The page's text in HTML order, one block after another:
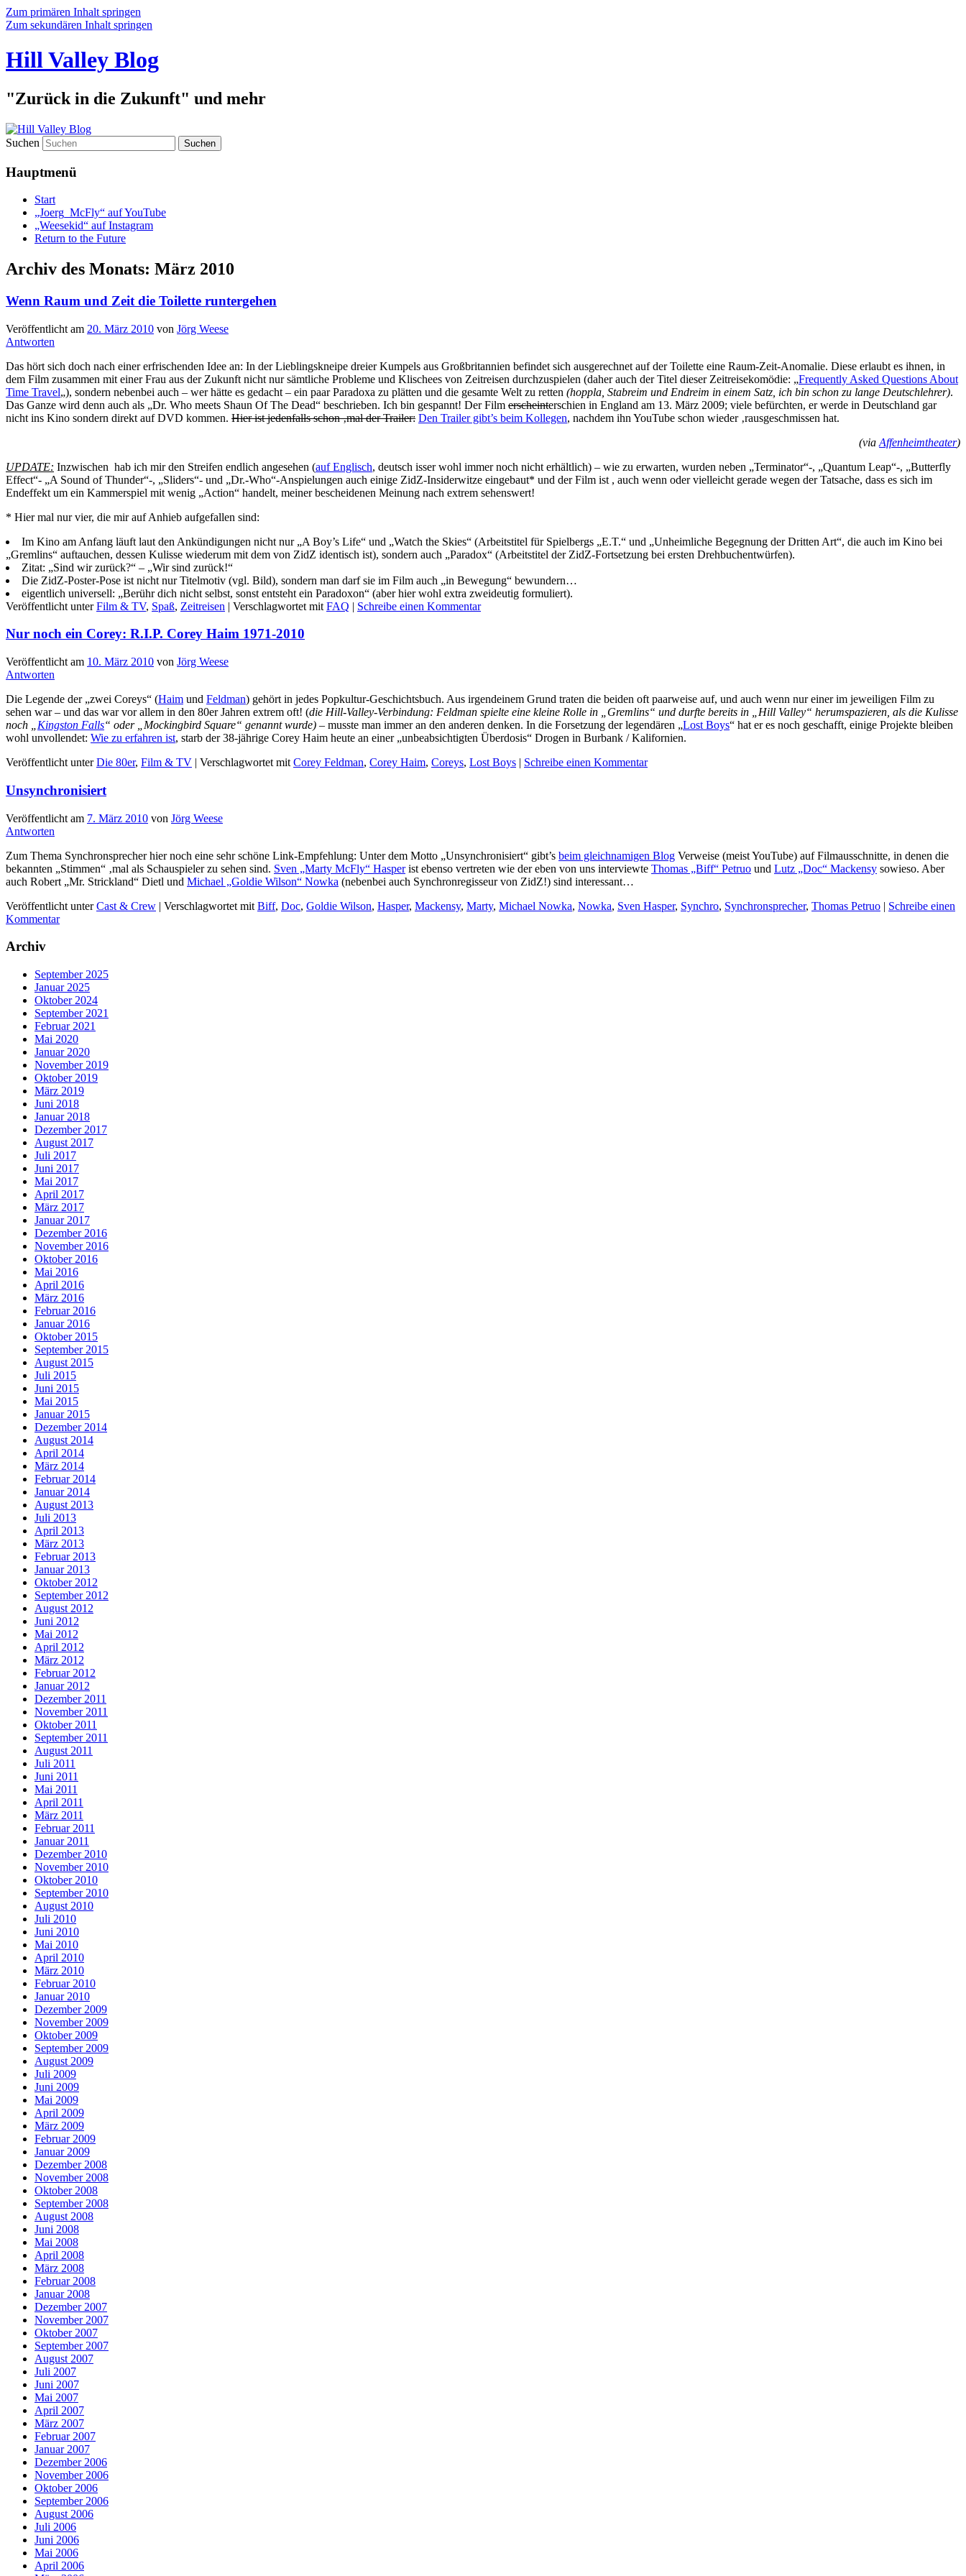
Zum primären Inhalt springen
Zum sekundären Inhalt springen
Hill Valley Blog
"Zurück in die Zukunft" und mehr
Suchen
Hauptmenü
Start
„Joerg_McFly“ auf YouTube
„Weesekid“ auf Instagram
Return to the Future
Archiv des Monats: März 2010
Wenn Raum und Zeit die Toilette runtergehen
Veröffentlicht am 20. März 2010 von Jörg Weese
Antworten
Das hört sich doch nach einer erfrischenden Idee an: In der Lieblingskneipe dreier Kumpels aus Großbritannien befindet sich ausgerechnet auf der Toilette eine Raum-Zeit-Anomalie. Diese erlaubt es ihnen, in
dem Film zusammen mit einer Frau aus der Zukunft nicht nur sämtliche Probleme und Klischees von Zeitreisen durchzuspielen (daher auch der Titel dieser Zeitreisekomödie: „Frequently Asked Questions About
Time Travel„), sondern nebenbei auch – wer hätte es gedacht – ein paar Paradoxa zu plätten und die gesamte Welt zu retten (hoppla, Stabreim und Endreim in einem Satz, ich bin schon zu lange Deutschlehrer).
Das Ganze wird denn auch als „Dr. Who meets Shaun Of The Dead“ beschrieben. Ich bin gespannt! Der Film erscheinterschien in England am 13. März 2009; viele befürchten, er werde in Deutschland gar
nicht ins Kino sondern direkt auf DVD kommen. Hier ist jedenfalls schon ‚mal der Trailer: Den Trailer gibt’s beim Kollegen, nachdem ihn YouTube schon wieder ‚rausgeschmissen hat.
(via Affenheimtheater)
UPDATE: Inzwischen hab ich mir den Streifen endlich angesehen (auf Englisch, deutsch isser wohl immer noch nicht erhältlich) – wie zu erwarten, wurden neben „Terminator“-, „Quantum Leap“-, „Butterfly
Effect“- „A Sound of Thunder“-, „Sliders“- und „Dr.-Who“-Anspielungen auch einige ZidZ-Insiderwitze eingebaut* und der Film ist , auch wenn oder vielleicht gerade wegen der Tatsache, dass es sich im
Endeffekt um ein Kammerspiel mit wenig „Action“ handelt, meiner bescheidenen Meinung nach extrem sehenswert!
* Hier mal nur vier, die mir auf Anhieb aufgefallen sind:
Im Kino am Anfang läuft laut den Ankündigungen nicht nur „A Boy’s Life“ und „Watch the Skies“ (Arbeitstitel für Spielbergs „E.T.“ und „Unheimliche Begegnung der Dritten Art“, die auch im Kino bei
„Gremlins“ auftauchen, dessen Kulisse wiederum mit dem von ZidZ identisch ist), sondern auch „Paradox“ (Arbeitstitel der ZidZ-Fortsetzung bei ersten Drehbuchentwürfen).
Zitat: „Sind wir zurück?“ – „Wir sind zurück!“
Die ZidZ-Poster-Pose ist nicht nur Titelmotiv (vgl. Bild), sondern man darf sie im Film auch „in Bewegung“ bewundern…
eigentlich universell: „Berühr dich nicht selbst, sonst entsteht ein Paradoxon“ (aber hier wohl extra zweideutig formuliert).
Veröffentlicht unter Film & TV, Spaß, Zeitreisen | Verschlagwortet mit FAQ | Schreibe einen Kommentar
Nur noch ein Corey: R.I.P. Corey Haim 1971-2010
Veröffentlicht am 10. März 2010 von Jörg Weese
Antworten
Die Legende der „zwei Coreys“ (Haim und Feldman) gehört in jedes Popkultur-Geschichtsbuch. Aus irgendeinem Grund traten die beiden oft paarweise auf, und auch wenn nur einer im jeweiligen Film zu
sehen war – und das war vor allem in den 80er Jahren extrem oft! (die Hill-Valley-Verbindung: Feldman spielte eine kleine Rolle in „Gremlins“ und durfte bereits in „Hill Valley“ herumspazieren, als die Kulisse
noch „ Kingston Falls“ oder „Mockingbird Square“ genannt wurde) – musste man immer an den anderen denken. In die Forsetzung der legendären „Lost Boys“ hat er es noch geschafft, einige Projekte bleiben
wohl unvollendet: Wie zu erfahren ist, starb der 38-jährige Corey Haim heute an einer „unbeabsichtigten Überdosis“ Drogen in Burbank / Kalifornien.
Veröffentlicht unter Die 80er, Film & TV | Verschlagwortet mit Corey Feldman, Corey Haim, Coreys, Lost Boys | Schreibe einen Kommentar
Unsynchronisiert
Veröffentlicht am 7. März 2010 von Jörg Weese
Antworten
Zum Thema Synchronsprecher hier noch eine sehr schöne Link-Empfehlung: Unter dem Motto „Unsynchronisiert“ gibt’s beim gleichnamigen Blog Verweise (meist YouTube) auf Filmausschnitte, in denen die
bekannten „Stimmen“ ‚mal als Schauspieler zu sehen sind. Sven „Marty McFly“ Hasperist ebenso vertreten wie der eben von uns interviewte Thomas „Biff“ Petruo und Lutz „Doc“ Mackensy sowieso. Aber
auch Robert „Mr. Strickland“ Dietl und Michael „Goldie Wilson“ Nowka (nebenbei auch Synchronregisseur von ZidZ!) sind interessant…
Veröffentlicht unter Cast & Crew | Verschlagwortet mit Biff, Doc, Goldie Wilson, Hasper, Mackensy, Marty, Michael Nowka, Nowka, Sven Hasper, Synchro, Synchronsprecher, Thomas Petruo | Schreibe einen
Kommentar
Archiv
September 2025
Januar 2025
Oktober 2024
September 2021
Februar 2021
Mai 2020
Januar 2020
November 2019
Oktober 2019
März 2019
Juni 2018
Januar 2018
Dezember 2017
August 2017
Juli 2017
Juni 2017
Mai 2017
April 2017
März 2017
Januar 2017
Dezember 2016
November 2016
Oktober 2016
Mai 2016
April 2016
März 2016
Februar 2016
Januar 2016
Oktober 2015
September 2015
August 2015
Juli 2015
Juni 2015
Mai 2015
Januar 2015
Dezember 2014
August 2014
April 2014
März 2014
Februar 2014
Januar 2014
August 2013
Juli 2013
April 2013
März 2013
Februar 2013
Januar 2013
Oktober 2012
September 2012
August 2012
Juni 2012
Mai 2012
April 2012
März 2012
Februar 2012
Januar 2012
Dezember 2011
November 2011
Oktober 2011
September 2011
August 2011
Juli 2011
Juni 2011
Mai 2011
April 2011
März 2011
Februar 2011
Januar 2011
Dezember 2010
November 2010
Oktober 2010
September 2010
August 2010
Juli 2010
Juni 2010
Mai 2010
April 2010
März 2010
Februar 2010
Januar 2010
Dezember 2009
November 2009
Oktober 2009
September 2009
August 2009
Juli 2009
Juni 2009
Mai 2009
April 2009
März 2009
Februar 2009
Januar 2009
Dezember 2008
November 2008
Oktober 2008
September 2008
August 2008
Juni 2008
Mai 2008
April 2008
März 2008
Februar 2008
Januar 2008
Dezember 2007
November 2007
Oktober 2007
September 2007
August 2007
Juli 2007
Juni 2007
Mai 2007
April 2007
März 2007
Februar 2007
Januar 2007
Dezember 2006
November 2006
Oktober 2006
September 2006
August 2006
Juli 2006
Juni 2006
Mai 2006
April 2006